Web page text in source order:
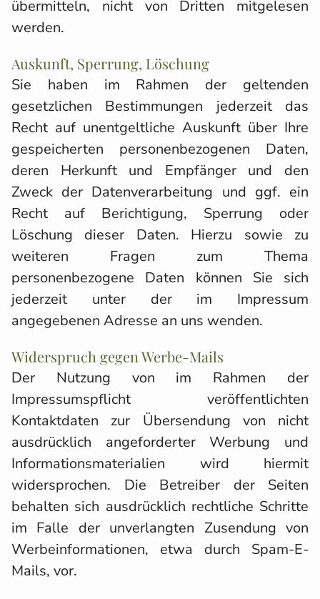
übermitteln, nicht von Dritten mitgelesen
werden.
Auskunft, Sperrung, Löschung
Sie haben im Rahmen der geltenden
gesetzlichen Bestimmungen jederzeit das
Recht auf unentgeltliche Auskunft über Ihre
gespeicherten personenbezogenen Daten,
deren Herkunft und Empfänger und den
Zweck der Datenverarbeitung und ggf. ein
Recht auf Berichtigung, Sperrung oder
Löschung dieser Daten. Hierzu sowie zu
weiteren Fragen zum Thema
personenbezogene Daten können Sie sich
jederzeit unter der im Impressum
angegebenen Adresse an uns wenden.
Widerspruch gegen Werbe-Mails
Der Nutzung von im Rahmen der
Impressumspflicht veröffentlichten
Kontaktdaten zur Übersendung von nicht
ausdrücklich angeforderter Werbung und
Informationsmaterialien wird hiermit
widersprochen. Die Betreiber der Seiten
behalten sich ausdrücklich rechtliche Schritte
im Falle der unverlangten Zusendung von
Werbeinformationen, etwa durch Spam-E-
Mails, vor.